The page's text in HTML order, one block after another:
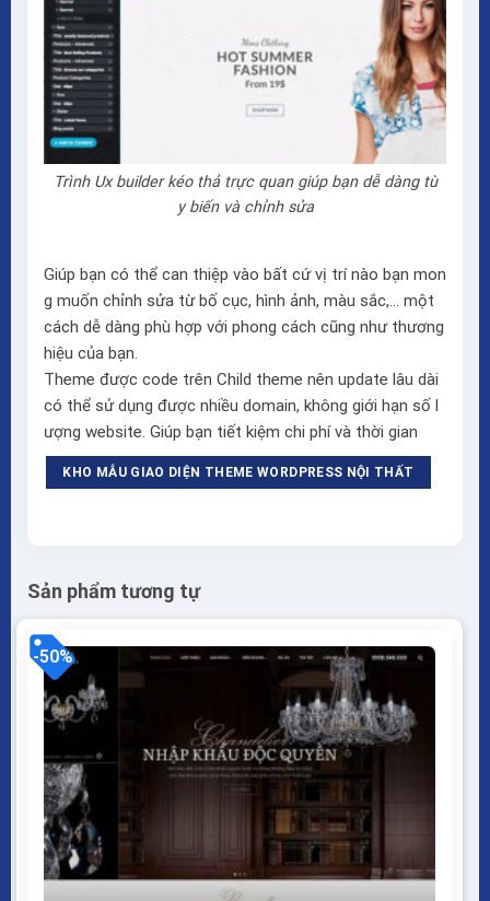
Trình Ux builder kéo thả trực quan giúp bạn dễ dàng tù
y biến và chỉnh sửa
Giúp bạn có thể can thiệp vào bất cứ vị trí nào bạn mon
g muốn chỉnh sửa từ bố cục, hình ảnh, màu sắc,… một
cách dễ dàng phù hợp với phong cách cũng như thương
hiệu của bạn.
Theme được code trên Child theme nên update lâu dài
có thể sử dụng được nhiều domain, không giới hạn số l
ượng website. Giúp bạn tiết kiệm chi phí và thời gian
KHO MẪU GIAO DIỆN THEME WORDPRESS NỘI THẤT
Sản phẩm tương tự
-50%